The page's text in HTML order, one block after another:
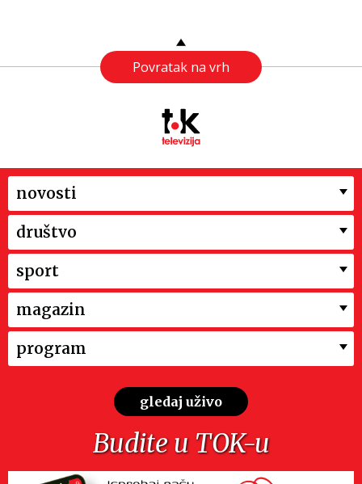
Povratak na vrh
novosti
društvo
sport
magazin
program
gledaj uživo
Budite u TOK-u